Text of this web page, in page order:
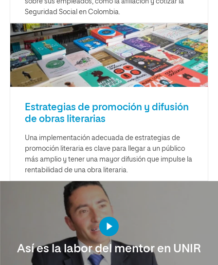
sobre sus empleados, como la afiliación y cotizar la
Seguridad Social en Colombia.
Estrategias de promoción y difusión
de obras literarias
Una implementación adecuada de estrategias de
promoción literaria es clave para llegar a un público
más amplio y tener una mayor difusión que impulse la
rentabilidad de una obra literaria.
Así es la labor del mentor en UNIR